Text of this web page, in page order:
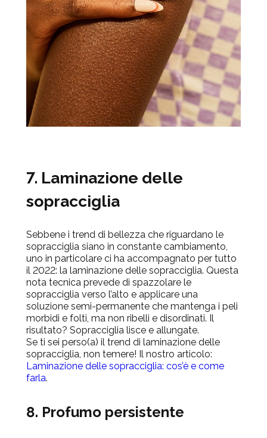
7. Laminazione delle
sopracciglia
Sebbene i trend di bellezza che riguardano le
sopracciglia siano in constante cambiamento,
uno in particolare ci ha accompagnato per tutto
il 2022: la laminazione delle sopracciglia. Questa
nota tecnica prevede di spazzolare le
sopracciglia verso l’alto e applicare una
soluzione semi-permanente che mantenga i peli
morbidi e folti, ma non ribelli e disordinati. Il
risultato? Sopracciglia lisce e allungate.
Se ti sei perso(a) il trend di laminazione delle
sopracciglia, non temere! Il nostro articolo:
Laminazione delle sopracciglia: cos’è e come
farla.
8. Profumo persistente